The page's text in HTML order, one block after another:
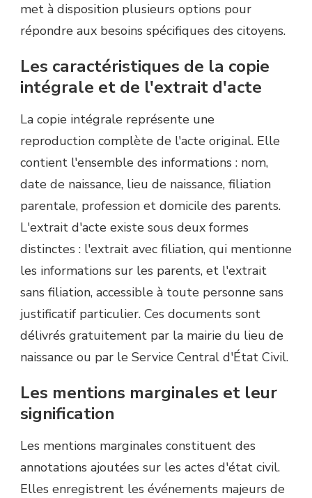
met à disposition plusieurs options pour
répondre aux besoins spécifiques des citoyens.
Les caractéristiques de la copie
intégrale et de l'extrait d'acte
La copie intégrale représente une
reproduction complète de l'acte original. Elle
contient l'ensemble des informations : nom,
date de naissance, lieu de naissance, filiation
parentale, profession et domicile des parents.
L'extrait d'acte existe sous deux formes
distinctes : l'extrait avec filiation, qui mentionne
les informations sur les parents, et l'extrait
sans filiation, accessible à toute personne sans
justificatif particulier. Ces documents sont
délivrés gratuitement par la mairie du lieu de
naissance ou par le Service Central d'État Civil.
Les mentions marginales et leur
signification
Les mentions marginales constituent des
annotations ajoutées sur les actes d'état civil.
Elles enregistrent les événements majeurs de